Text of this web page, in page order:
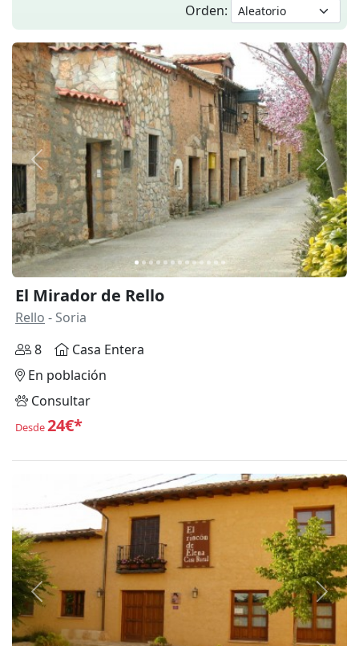
Orden:
Anterior
El Mirador de Rello
Rello - Soria
8
Casa Entera
En población
Consultar
Desde24€*
Anterior